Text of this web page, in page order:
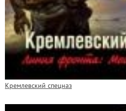
Кремлевский спецназ